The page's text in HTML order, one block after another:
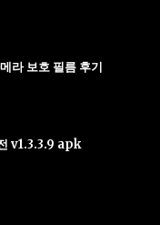
라 보호 필름 후기
v1.3.3.9 apk